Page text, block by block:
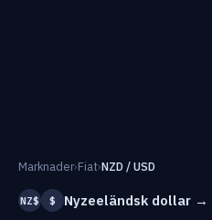
Marknader›Fiat›NZD / USD
NZ$ $ Nyzeeländsk dollar →